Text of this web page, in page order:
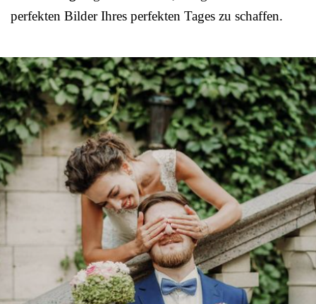
perfekten Bilder Ihres perfekten Tages zu schaffen.